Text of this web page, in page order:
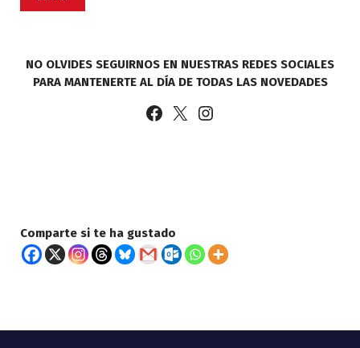
NO OLVIDES SEGUIRNOS EN NUESTRAS REDES SOCIALES
PARA MANTENERTE AL DÍA DE TODAS LAS NOVEDADES
Facebook X Instagram
Comparte si te ha gustado